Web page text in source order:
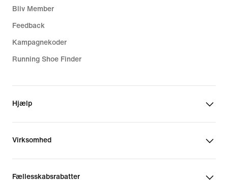
Bliv Member
Feedback
Kampagnekoder
Running Shoe Finder
Hjælp
Virksomhed
Fællesskabsrabatter